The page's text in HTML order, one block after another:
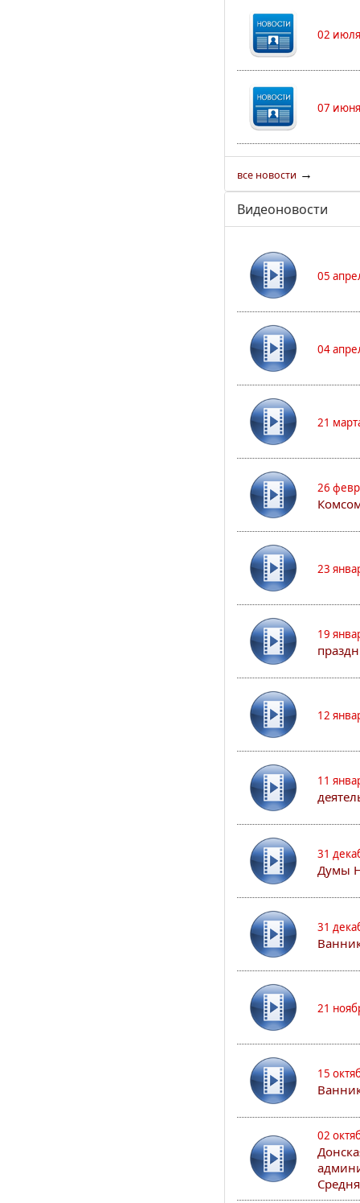
02
07
все новости →
Видеоновости
05
04
21
26
23
19
12
11
31
Думы
31
21
15
02